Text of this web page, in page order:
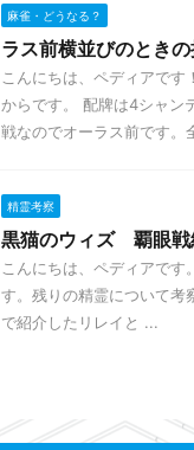
麻雀・どうなる？
ラス前横並びのとき
こんにちは、ペディアで
からです。 配牌は4シャン
戦なのでオーラス前です。
精霊考察
黒猫のウィズ 覇眼
こんにちは、ペディアで
す。残りの精霊について
で紹介したリレイと ...